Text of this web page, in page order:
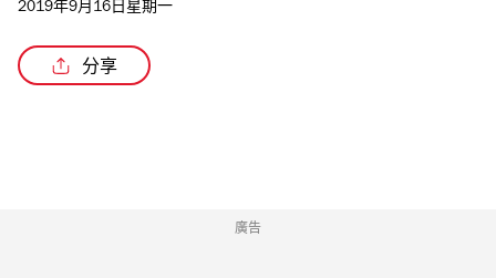
2019年9月16日星期一
分享
廣告